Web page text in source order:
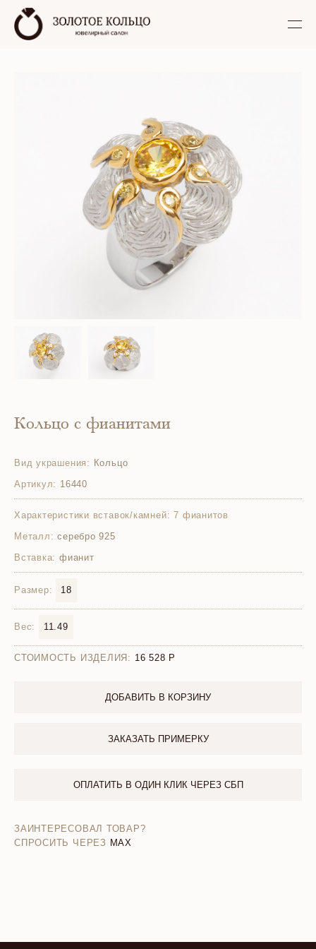
Кольцо с фианитами
Вид украшения: Кольцо
Артикул: 16440
Характеристики вставок/камней: 7 фианитов
Металл: серебро 925
Вставка: фианит
Размер: 18
Вес: 11.49
СТОИМОСТЬ ИЗДЕЛИЯ: 16 528
ДОБАВИТЬ В КОРЗИНУ
ЗАКАЗАТЬ ПРИМЕРКУ
ОПЛАТИТЬ В ОДИН КЛИК ЧЕРЕЗ СБП
ЗАИНТЕРЕСОВАЛ ТОВАР?
СПРОСИТЬ ЧЕРЕЗ MAX